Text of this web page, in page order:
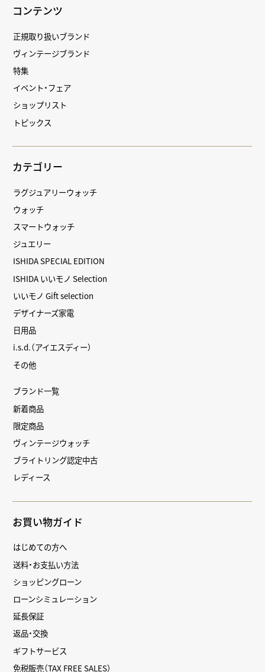
コンテンツ
正規取り扱いブランド
ヴィンテージブランド
特集
イベント・フェア
ショップリスト
トピックス
カテゴリー
ラグジュアリーウォッチ
ウォッチ
スマートウォッチ
ジュエリー
ISHIDA SPECIAL EDITION
ISHIDA いいモノ Selection
いいモノ Gift selection
デザイナーズ家電
日用品
i.s.d.（アイエスディー）
その他
ブランド一覧
新着商品
限定商品
ヴィンテージウォッチ
ブライトリング認定中古
レディース
お買い物ガイド
はじめての方へ
送料・お支払い方法
ショッピングローン
ローンシミュレーション
延長保証
返品・交換
ギフトサービス
免税販売（TAX FREE SALES）